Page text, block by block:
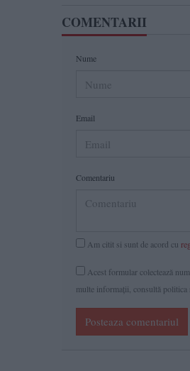
COMENTARII
Nume
Email
Comentariu
Am citit si sunt de acord cu
Acest formular colectează
multe informaţii, consultă politica
Posteaza comentariul